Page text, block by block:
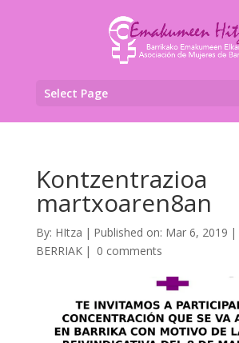
Select Page
Kontzentrazioa
martxoaren8an
By: HItza | Published on: Mar 6, 2019 |
BERRIAK | 0 comments